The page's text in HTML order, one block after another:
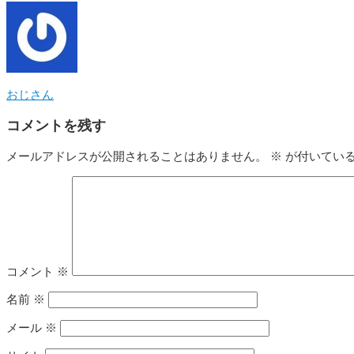
おじさん
コメントを残す
メールアドレスが公開されることはありません。 ※ が付いてい
コメント ※
名前 ※
メール ※